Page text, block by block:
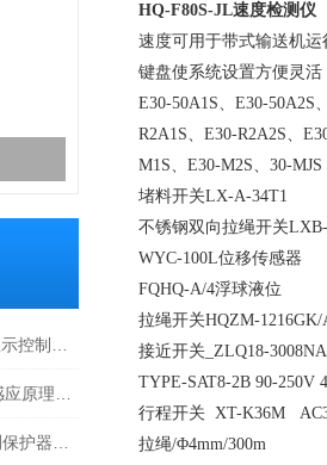
HQ-F80S-JL速度检测仪
速度可用于带式输送机
键盘使系统设置方便灵
E30-50A1S、E30-50A2S
R2A1S、E30-R2A2S、
M1S、E30-M2S、30-MJS
堵料开关LX-A-34T1
不锈钢双向拉绳开关
WYC-100L位移传感器
FQHQ-A/4浮球液位
拉绳开关HQZM-
接近开关_ZLQ18-
TYPE-SAT8-2B 90-
行程开关 XT-K36M
拉绳/Φ4mm/300m